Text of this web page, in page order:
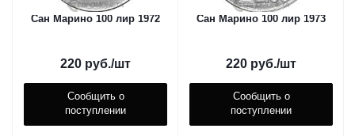
Сан Марино 100 лир 1972
220 руб./шт
Сообщить о
поступлении
Сан Марино 100 лир 1973
220 руб./шт
Сообщить о
поступлении